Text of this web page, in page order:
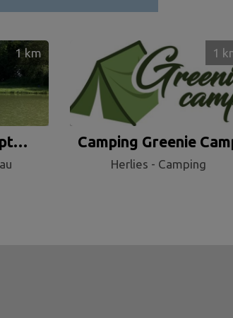
1 km 1
Camping Greenie
Herlies - Camping